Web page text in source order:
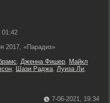
01:42
2017, «Парадиз»
, Дженна Фишер, Майкл
, Шази Раджа, Луиза Ли,
7-06-2021, 19:34